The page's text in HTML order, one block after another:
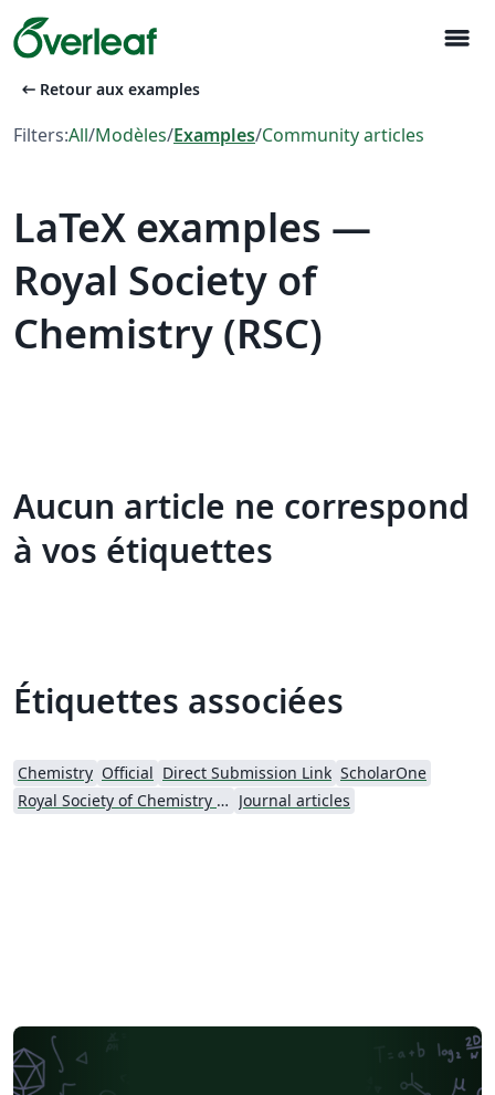
menu
arrow_left_alt Retour aux examples
Filters:All/Modèles/Examples/Community articles
LaTeX examples —
Royal Society of
Chemistry (RSC)
Aucun article ne correspond
à vos étiquettes
Étiquettes associées
Chemistry Official Direct Submission Link ScholarOne
Royal Society of Chemistry (RSC) - Official Templates Journal articles